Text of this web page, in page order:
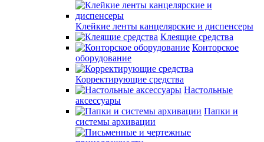
Клейкие ленты канцелярские и диспенсеры
Клеящие средства
Конторское
оборудование
Корректирующие средства
Настольные
аксессуары
Папки и
системы архивации